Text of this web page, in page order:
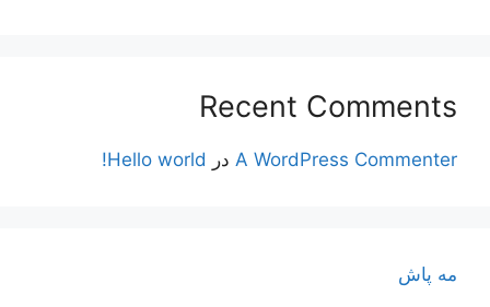
Recent Comments
A WordPress Commenter در Hello world!
مه پاش